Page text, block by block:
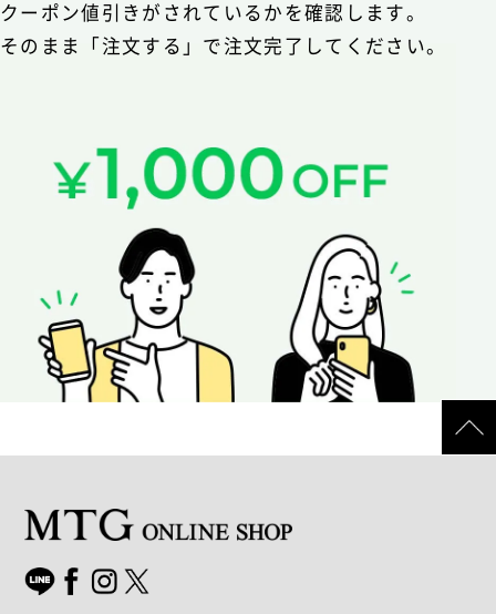
クーポン値引きがされているかを確認します。
そのまま「注文する」で注文完了してください。